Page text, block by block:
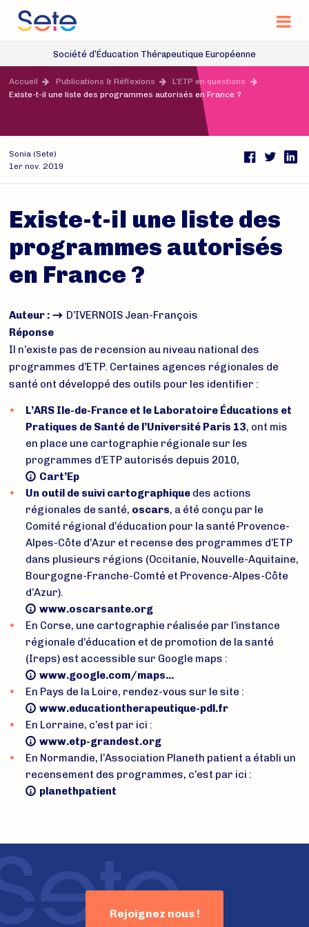
Site officiel de la Société d’Éducation
Société d’Éducation Thérapeutique Européenne
Accueil Publications & Réflexions
L’ETP en questions
Existe-t-il une liste des programmes autorisés en France ?
Sonia (Sete)
1er nov. 2019
Existe-t-il une liste des
programmes autorisés
en France ?
Auteur :
D’IVERNOIS Jean-François
Réponse
Il n’existe pas de recension au niveau national des
programmes d’ETP. Certaines agences régionales de
santé ont développé des outils pour les identifier :
L’ARS Ile-de-France et le Laboratoire Éducations et
Pratiques de Santé de l’Université Paris 13, ont mis
en place une cartographie régionale sur les
programmes d’ETP autorisés depuis 2010,
Cart’Ep
Un outil de suivi cartographiquedes actions
régionales de santé, oscars, a été conçu par le
Comité régional d’éducation pour la santé Provence-
Alpes-Côte d’Azur et recense des programmes d’ETP
dans plusieurs régions (Occitanie, Nouvelle-Aquitaine,
Bourgogne-Franche-Comté et Provence-Alpes-Côte
d’Azur).
www.oscarsante.org
En Corse, une cartographie réalisée par l’instance
régionale d’éducation et de promotion de la santé
(Ireps) est accessible sur Google maps :
www.google.com/maps...
En Pays de la Loire, rendez-vous sur le site :
www.educationtherapeutique-pdl.fr
En Lorraine, c’est par ici :
www.etp-grandest.org
En Normandie, l’Association Planeth patient a établi un
recensement des programmes, c’est par ici :
planethpatient
Rejoignez nous !